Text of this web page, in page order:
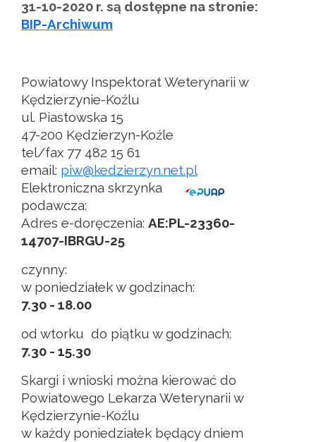
31-10-2020 r. są dostępne na stronie:
BIP-Archiwum
Powiatowy Inspektorat Weterynarii w
Kędzierzynie-Koźlu
ul. Piastowska 15
47-200 Kędzierzyn-Koźle
tel/fax 77 482 15 61
email: piw@kedzierzyn.net.pl
Elektroniczna skrzynka
podawcza:
Adres e-doręczenia: AE:PL-23360-
14707-IBRGU-25
czynny:
w poniedziałek w godzinach:
7.30 - 18.00
od wtorku do piątku w godzinach:
7.30 - 15.30
Skargi i wnioski można kierować do
Powiatowego Lekarza Weterynarii w
Kędzierzynie-Koźlu
w każdy poniedziałek będący dniem